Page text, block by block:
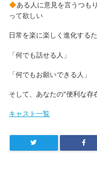
ある人に意見を言うつも
って欲しい
日常を楽に楽しく進化する
「何でも話せる人」
「何でもお願いできる人」
そして、あなたの"便利な存
キャスト一覧